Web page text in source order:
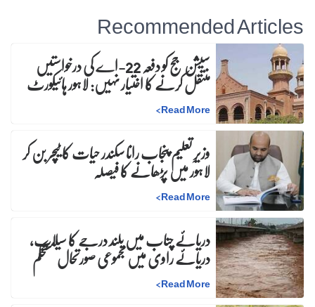
Recommended Articles
سیشن جج کو دفعہ 22-اے کی درخواستیں
منتقل کرنے کا اختیار نہیں: لاہور ہائیکورٹ
Read More
>
وزیرِ تعلیم پنجاب رانا سکندر حیات کا ٹیچر بن کر
لاہور میں پڑھانے کا فیصلہ
Read More
>
دریائے چناب میں بلند درجے کا سیلاب،
دریائے راوی میں مجموعی صورتحال مستحکم
Read More
>